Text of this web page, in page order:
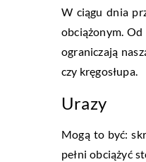
W ciągu dnia
obciążonym.
ograniczają
czy kręgosłupa.
Urazy
Mogą to być:
pełni obciążyć